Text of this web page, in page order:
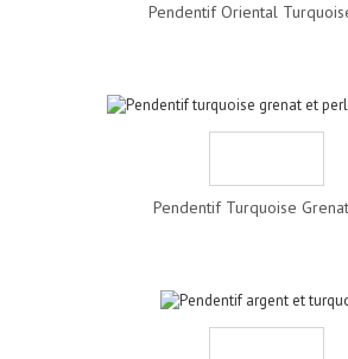
Pendentif Oriental
Pendentif Turquoise